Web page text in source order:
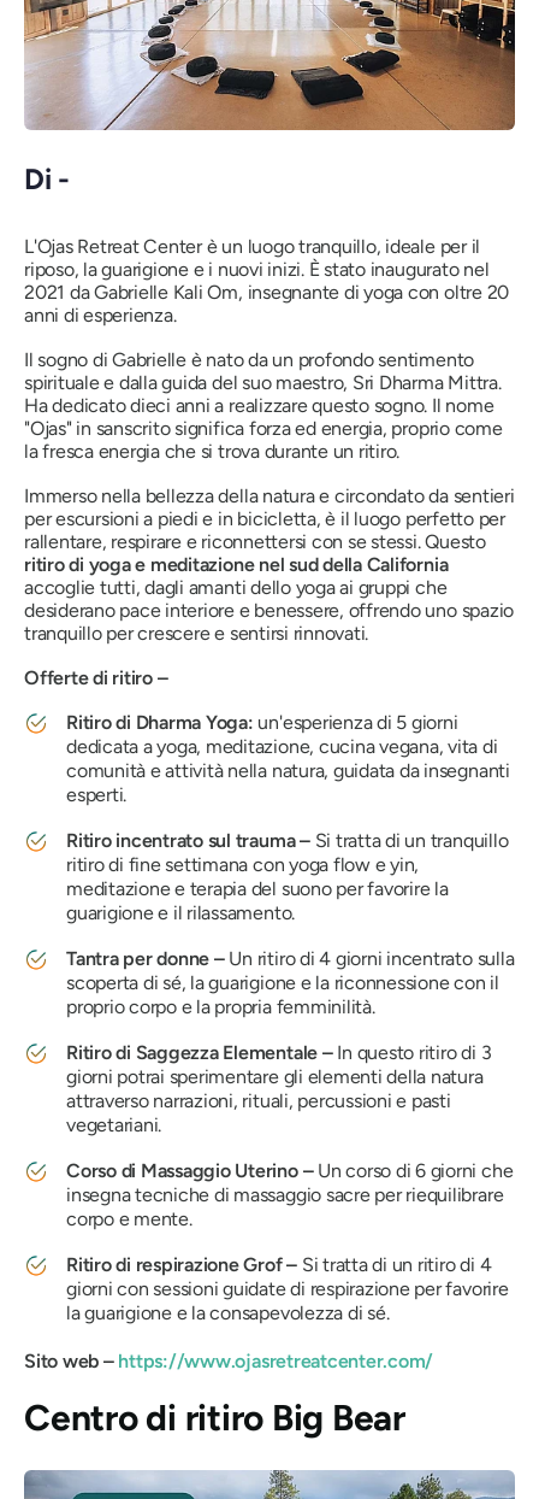
Di -
L'Ojas Retreat Center è un luogo tranquillo, ideale per il
riposo, la guarigione e i nuovi inizi. È stato inaugurato nel
2021 da Gabrielle Kali Om, insegnante di yoga con oltre 20
anni di esperienza.
Il sogno di Gabrielle è nato da un profondo sentimento
spirituale e dalla guida del suo maestro, Sri Dharma Mittra.
Ha dedicato dieci anni a realizzare questo sogno. Il nome
"Ojas" in sanscrito significa forza ed energia, proprio come
la fresca energia che si trova durante un ritiro.
Immerso nella bellezza della natura e circondato da sentieri
per escursioni a piedi e in bicicletta, è il luogo perfetto per
rallentare, respirare e riconnettersi con se stessi. Questo
ritiro di yoga e meditazione nel sud della California
accoglie tutti, dagli amanti dello yoga ai gruppi che
desiderano pace interiore e benessere, offrendo uno spazio
tranquillo per crescere e sentirsi rinnovati.
Offerte di ritiro –
Ritiro di Dharma Yoga: un'esperienza di 5 giorni
dedicata a yoga, meditazione, cucina vegana, vita di
comunità e attività nella natura, guidata da insegnanti
esperti.
Ritiro incentrato sul trauma – Si tratta di un tranquillo
ritiro di fine settimana con yoga flow e yin,
meditazione e terapia del suono per favorire la
guarigione e il rilassamento.
Tantra per donne – Un ritiro di 4 giorni incentrato sulla
scoperta di sé, la guarigione e la riconnessione con il
proprio corpo e la propria femminilità.
Ritiro di Saggezza Elementale – In questo ritiro di 3
giorni potrai sperimentare gli elementi della natura
attraverso narrazioni, rituali, percussioni e pasti
vegetariani.
Corso di Massaggio Uterino – Un corso di 6 giorni che
insegna tecniche di massaggio sacre per riequilibrare
corpo e mente.
Ritiro di respirazione Grof – Si tratta di un ritiro di 4
giorni con sessioni guidate di respirazione per favorire
la guarigione e la consapevolezza di sé.
Sito web –https://www.ojasretreatcenter.com/
Centro di ritiro Big Bear